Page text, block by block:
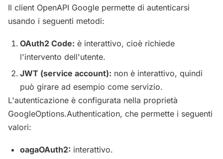
Il client OpenAPI Google permette di autenticarsi
usando i seguenti metodi:
OAuth2 Code: è interattivo, cioè richiede
l'intervento dell'utente.
JWT (service account): non è interattivo, quindi
può girare ad esempio come servizio.
L'autenticazione è configurata nella proprietà
GoogleOptions.Authentication, che permette i seguenti
valori:
oagaOAuth2: interattivo.